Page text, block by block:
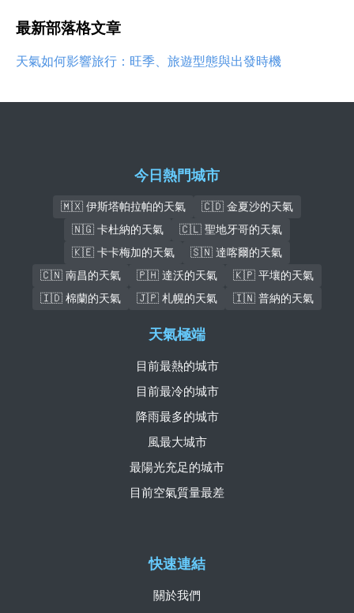
最新部落格文章
天氣如何影響旅行：旺季、旅遊型態與出發時機
今日熱門城市
🇲🇽 伊斯塔帕拉帕的天氣
🇨🇩 金夏沙的天氣
🇳🇬 卡杜納的天氣
🇨🇱 聖地牙哥的天氣
🇰🇪 卡卡梅加的天氣
🇸🇳 達喀爾的天氣
🇨🇳 南昌的天氣
🇵🇭 達沃的天氣
🇰🇵 平壤的天氣
🇮🇩 棉蘭的天氣
🇯🇵 札幌的天氣 🇮🇳 普納的天氣
快速連結
關於我們
天氣極端
目前最熱的城市
目前最冷的城市
降雨最多的城市
風最大城市
最陽光充足的城市
目前空氣質量最差